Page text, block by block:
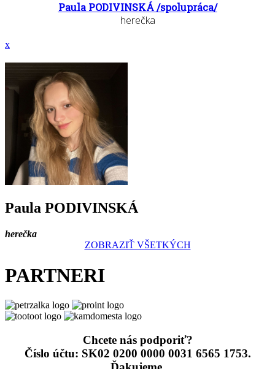
Paula PODIVINSKÁ /spolupráca/
herečka
x
Paula PODIVINSKÁ
herečka
ZOBRAZIŤ VŠETKÝCH
PARTNERI
Chcete nás podporiť?
Číslo účtu: SK02 0200 0000 0031 6565 1753.